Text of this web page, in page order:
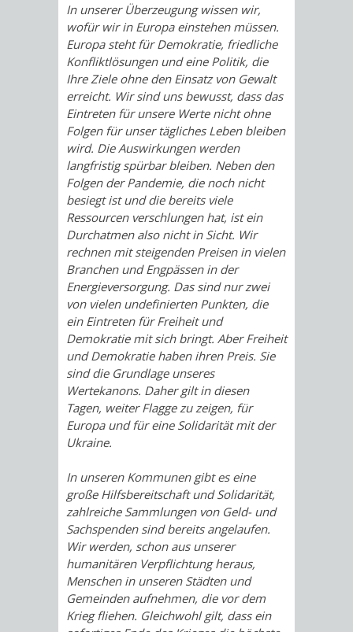
In unserer Überzeugung wissen wir,
wofür wir in Europa einstehen müssen.
Europa steht für Demokratie, friedliche
Konfliktlösungen und eine Politik, die
Ihre Ziele ohne den Einsatz von Gewalt
erreicht. Wir sind uns bewusst, dass das
Eintreten für unsere Werte nicht ohne
Folgen für unser tägliches Leben bleiben
wird. Die Auswirkungen werden
langfristig spürbar bleiben. Neben den
Folgen der Pandemie, die noch nicht
besiegt ist und die bereits viele
Ressourcen verschlungen hat, ist ein
Durchatmen also nicht in Sicht. Wir
rechnen mit steigenden Preisen in vielen
Branchen und Engpässen in der
Energieversorgung. Das sind nur zwei
von vielen undefinierten Punkten, die
ein Eintreten für Freiheit und
Demokratie mit sich bringt. Aber Freiheit
und Demokratie haben ihren Preis. Sie
sind die Grundlage unseres
Wertekanons. Daher gilt in diesen
Tagen, weiter Flagge zu zeigen, für
Europa und für eine Solidarität mit der
Ukraine.
In unseren Kommunen gibt es eine
große Hilfsbereitschaft und Solidarität,
zahlreiche Sammlungen von Geld- und
Sachspenden sind bereits angelaufen.
Wir werden, schon aus unserer
humanitären Verpflichtung heraus,
Menschen in unseren Städten und
Gemeinden aufnehmen, die vor dem
Krieg fliehen. Gleichwohl gilt, dass ein